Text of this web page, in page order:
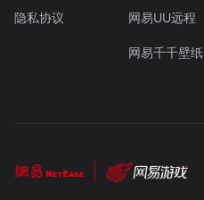
隐私协议 网易UU远程
网易千千壁纸